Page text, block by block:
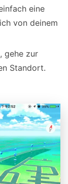
eine
von deinem
gehe zur
Standort.